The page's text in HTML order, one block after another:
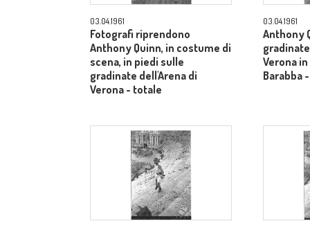
03.04.1961
Fotografi riprendono
Anthony Quinn, in costume di
scena, in piedi sulle
gradinate dell'Arena di
Verona - totale
03.04.1961
Anthony
Verona
Barabba